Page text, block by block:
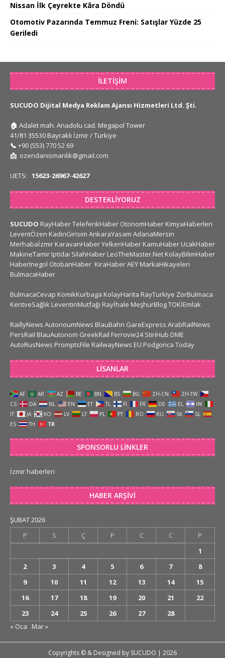
Nissan İlk Çeyrekte Kâra Döndü
Otomotiv Pazarında Temmuz Freni: Satışlar Yüzde 25
Geriledi
İLETIŞIM
SUCUDO Dijital Medya Reklam Ajansı Hizmetleri Ltd. Şti.
🏠 Adalet mah. Anadolu cad. Megapol Tower
41/81 35530 Bayraklı İzmir / Türkiye
📞 +90 (553) 770 52 69
📩 ozendanismanlik@gmail.com
UETS: 15623-26967-42627
DESTEKLIYORUZ
SUCUDO RayHaberTeleferikHaber OtonomHaber KimyaHaberleri
LeventÖzen KadinGirisim AnkaraYasam AdanaMersin
Merhabaİzmir KaravanHaberYelkenHaber KamuHaber UcakHaber
MakineTamir Iptidai SilahHaber LeoTheMaster.Net KolayBilimHaber
HaberInegol OtobanHaber KiraHaberAEY MarkaHikayeleri
BulmacaHaber
BulmacaCevap KomikKurbaga KolayHarita RayTurkiye ZorBulmaca
KentveSağlık LeventinMutfağı Rayİhale MeşhurBlogTOKİEmlak
RaillyNews AutonoumNews BlauBahn GareExpress ArabRailNews
PersRail BlauAutonom GreekRail Ferrovie24 StiriHub DME
AutoRusNews PromptsFile RailwayNews EU Podgorica Today
LISANLAR
AF AR AZ BE BN BS BG ZH-CN
ZH-TW
CS
DA NL EN ET TL FI FR DE EL
IW
IT
JA KO LV LT PL PT RO RU SK
SL
ES
TH TR
SPONSORLU LINKLER
İzmir haberleri
HABER ARŞIVI
ŞUBAT 2026
P
S Ç P C C
P
1
2
3 4 5 6 7
8
9
10 11 12 13 14
15
16
17 18 19 20 21
22
23
24 25 26 27
28
« Oca
Mar »
Copyrights © & Designed by SUCUDO | 2026